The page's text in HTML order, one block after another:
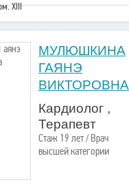
XIII
МУЛЮШКИНА
ГАЯНЭ
ВИКТОРОВНА
Кардиолог ,
Терапевт
Стаж 19 лет / Врач
высшей категории